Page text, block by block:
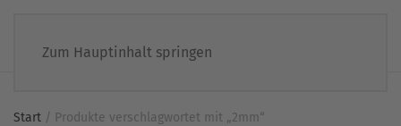
Zum Hauptinhalt springen
Start / Produkte verschlagwortet mit „2mm“